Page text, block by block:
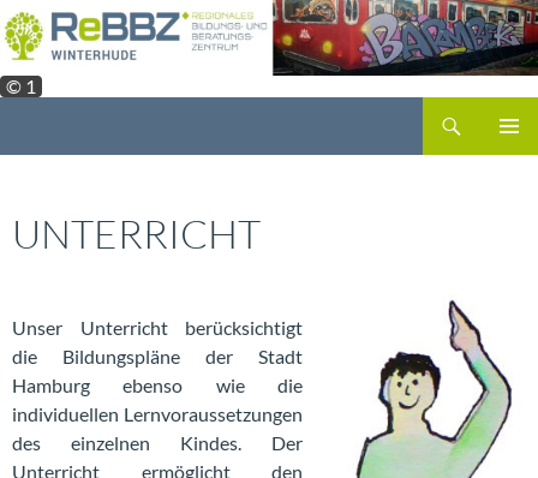
Zum
Inhalt
springen
© 1
UNTERRICHT
Unser Unterricht berücksichtigt
die Bildungspläne der Stadt
Hamburg ebenso wie die
individuellen Lernvoraussetzungen
des einzelnen Kindes. Der
Unterricht ermöglicht den